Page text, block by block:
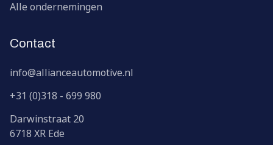
Alle ondernemingen
Contact
info@allianceautomotive.nl
+31 (0)318 - 699 980
Darwinstraat 20
6718 XR Ede